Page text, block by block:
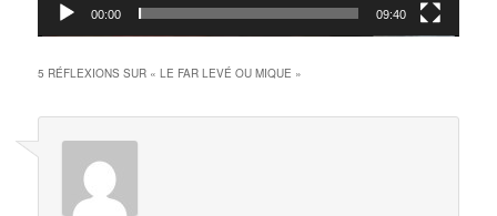
00:00 09:40
5 RÉFLEXIONS SUR «LE FAR LEVÉ OU MIQUE »